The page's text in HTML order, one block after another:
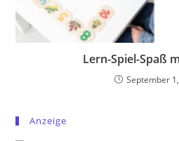
Lern-Spiel-Spaß
September
Anzeige